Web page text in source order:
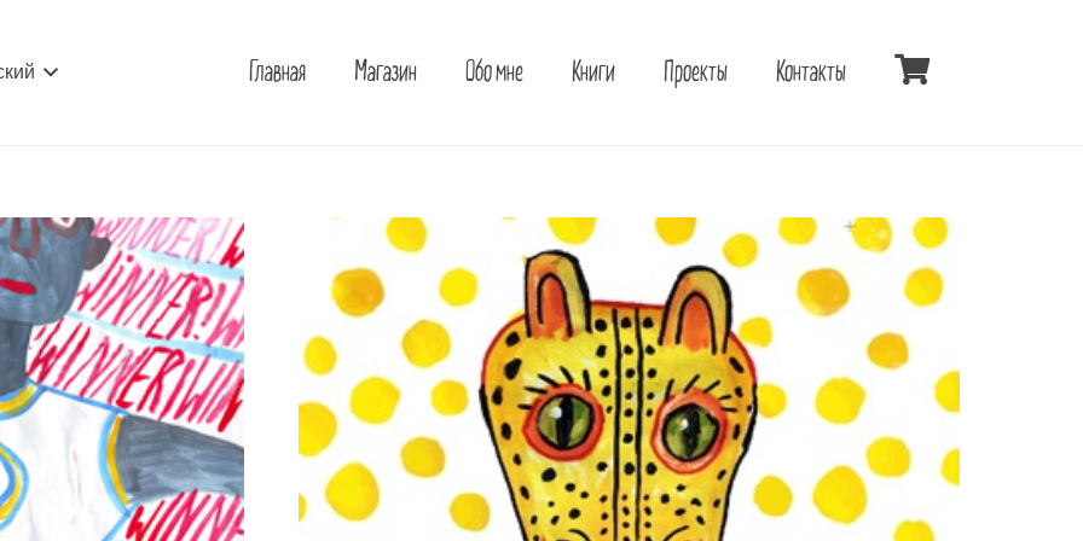
Главная Магазин Обо мне Книги Проекты Контакты